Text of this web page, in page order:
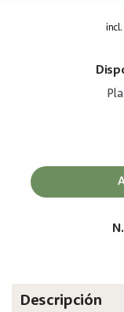
Descripción